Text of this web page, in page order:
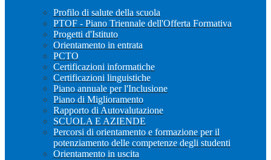
Profilo di salute della scuola
PTOF - Piano Triennale dell'Offerta Formativa
Progetti d'Istituto
Orientamento in entrata
PCTO
Certificazioni informatiche
Certificazioni linguistiche
Piano annuale per l'Inclusione
Piano di Miglioramento
Rapporto di Autovalutazione
SCUOLA E AZIENDE
Percorsi di orientamento e formazione per il
potenziamento delle competenze degli studenti
Orientamento in uscita